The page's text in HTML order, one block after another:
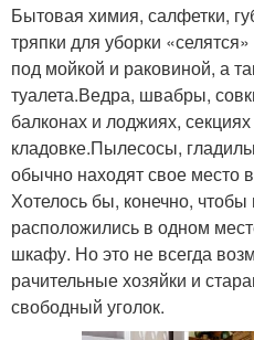
Бытовая химия, салфетки,
тряпки для уборки
под мойкой и раковиной, а
туалета.Ведра, швабры,
балконах и лоджиях,
кладовке.Пылесосы,
обычно находят свое место
Хотелось бы, конечно,
расположились в одном
шкафу. Но это не всегда
рачительные хозяйки и
свободный уголок.